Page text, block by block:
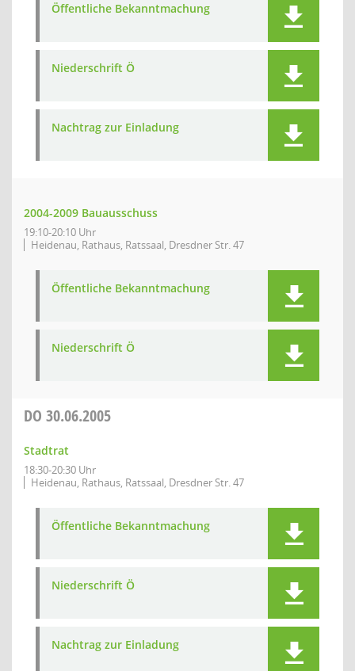
Öffentliche Bekanntmachung
Niederschrift Ö
Nachtrag zur Einladung
2004-2009 Bauausschuss
19:10-20:10 Uhr
Heidenau, Rathaus, Ratssaal, Dresdner Str. 47
Öffentliche Bekanntmachung
Niederschrift Ö
DO 30.06.2005
Stadtrat
18:30-20:30 Uhr
Heidenau, Rathaus, Ratssaal, Dresdner Str. 47
Öffentliche Bekanntmachung
Niederschrift Ö
Nachtrag zur Einladung